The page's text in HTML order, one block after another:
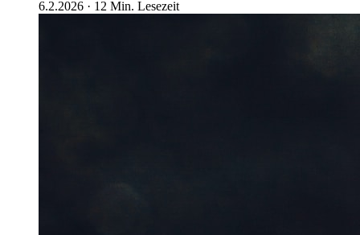
6.2.2026 · 12 Min. Lesezeit